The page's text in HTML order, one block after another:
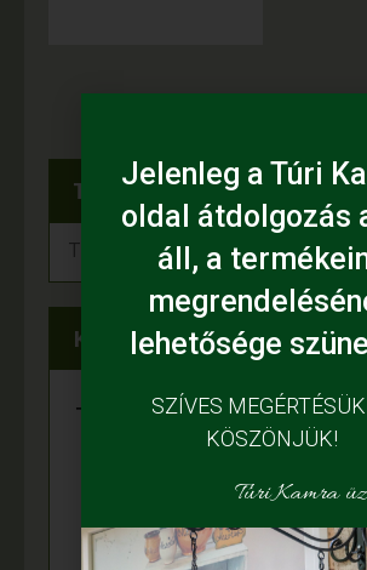
Termékkereső
Kategóriák
- Minden Termék
Kerámiák
+ Mézeskalácsok
Jelenleg a Túri
oldal átdolgozás
áll, a
lehetősége
SZÍVES
KÖSZÖNJÜK!
Túri Kamra